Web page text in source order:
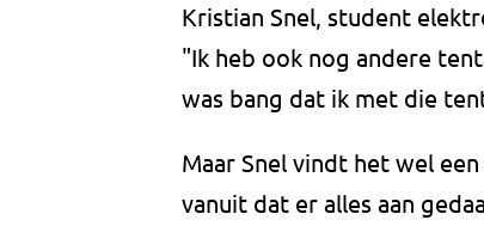
Kristian Snel, student
"Ik heb ook nog andere
was bang dat ik met die
Maar Snel vindt het wel
vanuit dat er alles aan